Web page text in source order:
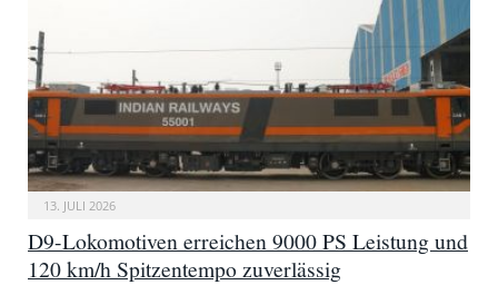
13. JULI 2026
D9-Lokomotiven erreichen 9000 PS Leistung und
120 km/h Spitzentempo zuverlässig